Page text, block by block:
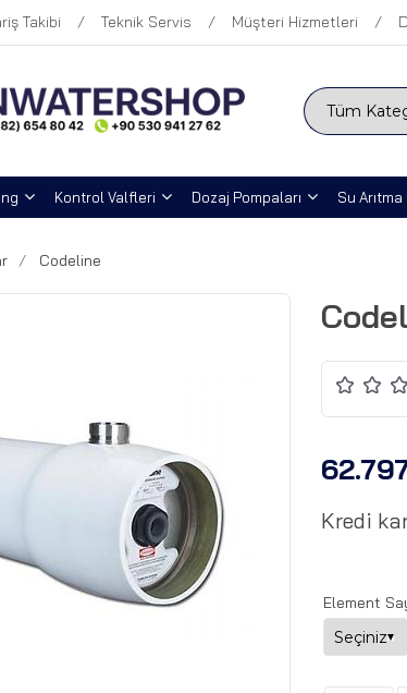
Takibi Teknik Servis Müşteri Hizmetleri
Kontrol Valfleri Dozaj Pompaları Su
Codeline
Kredi
Element